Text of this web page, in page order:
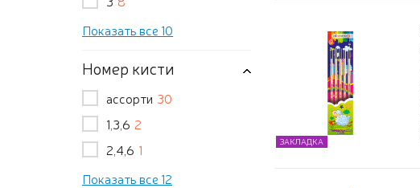
Показать все 10
Номер кисти
ассорти 30
1,3,6 2
2,4,6 1
Показать все 12
ЗАКЛАДКА